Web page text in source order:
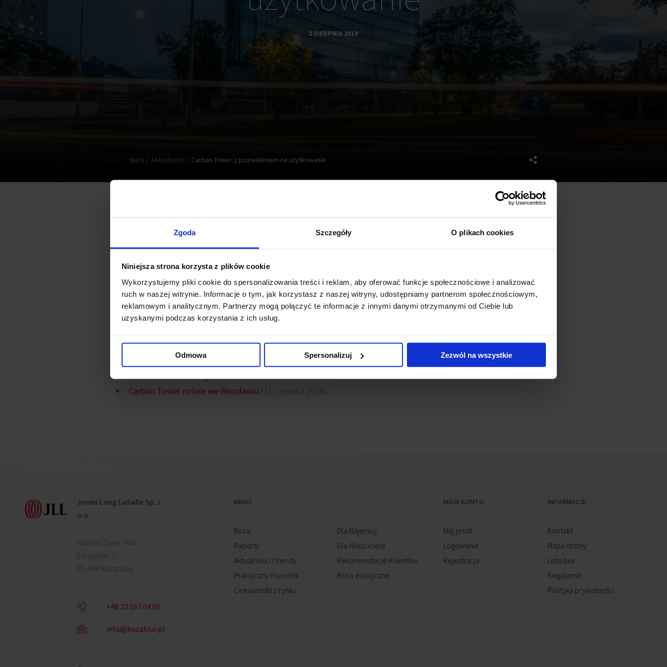
Zgoda Szczegóły O plikach cookies
Niniejsza strona korzysta z plików cookie
Wykorzystujemy pliki cookie do spersonalizowania treści i reklam, aby oferować funkcje społecznościowe i analizować
ruch w naszej witrynie. Informacje o tym, jak korzystasz z naszej witryny, udostępniamy partnerom społecznościowym,
reklamowym i analitycznym. Partnerzy mogą połączyć te informacje z innymi danymi otrzymanymi od Ciebie lub
uzyskanymi podczas korzystania z ich usług.
Odmowa Spersonalizuj Zezwól na wszystkie
2 SIERPNIA 2019
Biura Aktualności Carbon Tower z pozwoleniem na użytkowanie
Nowoczesny budynek biurowy o powierzchni ponad 19 tys. mkw. znajduje się w zachodniej części Wrocławia i jest
obecnie najwyższym budynkiem w tej części miasta.
W biurowcu zastosowano wiele innowacyjnych rozwiązań, między innymi jest wyposażony w aplikację budynkową,
szafki i prysznice dla rowerzystów oraz czterokondygnacyjny parking oferujący ponad 360 miejsc parkingowych.
Powiązane newsy
Carbon Tower z nowym właścicielem(22 czerwca 2022)
Carbon Tower rośnie we Wrocławiu (11 czerwca 2018)
Jones Lang LaSalle Sp. z
o.o.
Warsaw Spire, Plac
Europejski 1
00-844 Warszawa
+48 22 167 04 00
info@bazabiur.pl
MENU
Biura
Raporty
Aktualności i trendy
Praktyczny Poradnik
Ciekawostki z rynku
Dla Najemcy
Dla Właściciela
Rekomendacje Klientów
Biura elastyczne
MOJE KONTO
Mój profil
Logowanie
Rejestracja
INFORMACJE
Kontakt
Mapa strony
Lista biur
Regulamin
Polityka prywatności